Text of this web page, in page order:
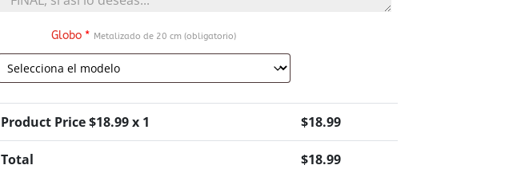
Globo * Metalizado de 20 cm (obligatorio)
Product Price $18.99x 1 $18.99
Total $18.99